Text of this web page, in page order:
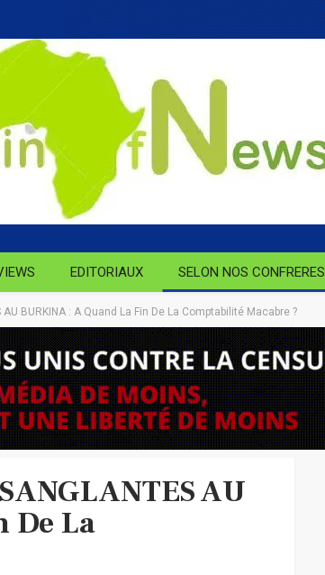
EDITORIAUX SELON NOS CONFRERES
AU BURKINA : A Quand La Fin De La Comptabilité Macabre ?
AU
De La